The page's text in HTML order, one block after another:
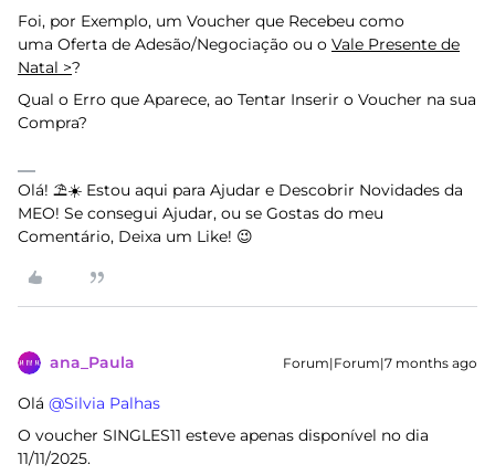
Foi, por Exemplo, um Voucher que Recebeu como
uma Oferta de Adesão/Negociação ou o Vale Presente de
Natal >?
Qual o Erro que Aparece, ao Tentar Inserir o Voucher na sua
Compra?
Olá! ⛱️☀️ Estou aqui para Ajudar e Descobrir Novidades da
MEO! Se consegui Ajudar, ou se Gostas do meu
Comentário, Deixa um Like! 😉
ana_Paula Forum|Forum|7 months ago
Olá ​ @Silvia Palhas
O voucher SINGLES11 esteve apenas disponível no dia
11/11/2025.